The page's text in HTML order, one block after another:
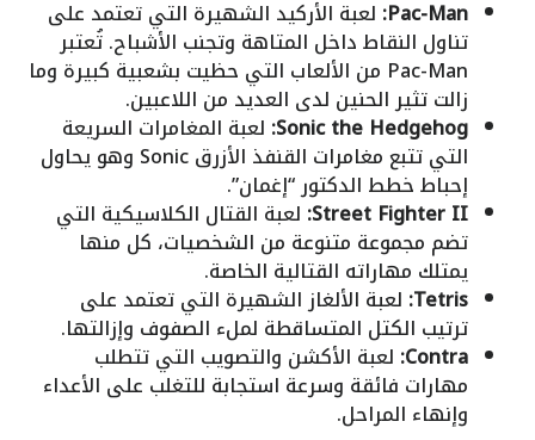
Pac-Man: لعبة الأركيد الشهيرة التي تعتمد على
تناول النقاط داخل المتاهة وتجنب الأشباح. تُعتبر
Pac-Man من الألعاب التي حظيت بشعبية كبيرة وما
زالت تثير الحنين لدى العديد من اللاعبين.
Sonic the Hedgehog: لعبة المغامرات السريعة
التي تتبع مغامرات القنفذ الأزرق Sonic وهو يحاول
إحباط خطط الدكتور “إغمان”.
Street Fighter II: لعبة القتال الكلاسيكية التي
تضم مجموعة متنوعة من الشخصيات، كل منها
يمتلك مهاراته القتالية الخاصة.
Tetris: لعبة الألغاز الشهيرة التي تعتمد على
ترتيب الكتل المتساقطة لملء الصفوف وإزالتها.
Contra: لعبة الأكشن والتصويب التي تتطلب
مهارات فائقة وسرعة استجابة للتغلب على الأعداء
وإنهاء المراحل.